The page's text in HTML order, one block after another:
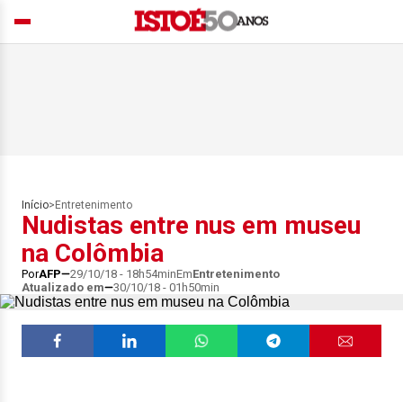
Início> Entretenimento
Nudistas entre nus em museu
na Colômbia
PorAFP 29/10/18 - 18h54minEmEntretenimento
Atualizado em
30/10/18 - 01h50min